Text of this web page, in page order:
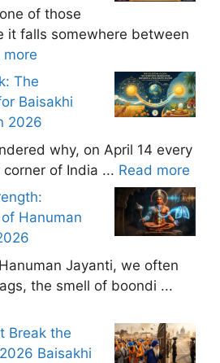
of those
it falls somewhere between
more
The
Baisakhi
2026
why, on April 14 every
of India ... Read more
Hanuman
Jayanti, we often
the smell of boondi ...
Break the
Baisakhi